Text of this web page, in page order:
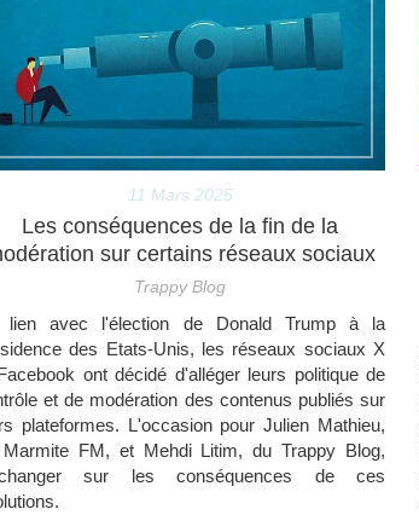
11 Mars 2025
Les conséquences de la fin de la
sur certains réseaux sociaux
Trappy Blog
lien avec l'élection de Donald Trump à la
des Etats-Unis, les réseaux sociaux X
ont décidé d'alléger leurs politique de
et de modération des contenus publiés sur
plateformes. L'occasion pour Julien Mathieu,
FM, et Mehdi Litim, du Trappy Blog,
sur les conséquences de ces